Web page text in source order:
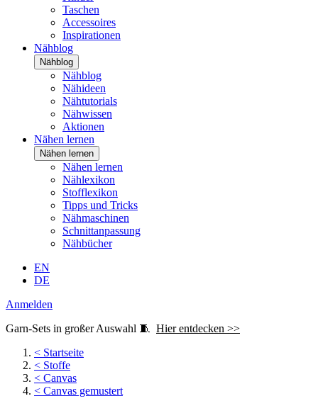
Taschen
Accessoires
Inspirationen
Nähblog
Nähblog
Nähblog
Nähideen
Nähtutorials
Nähwissen
Aktionen
Nähen lernen
Nähen lernen
Nähen lernen
Nählexikon
Stofflexikon
Tipps und Tricks
Nähmaschinen
Schnittanpassung
Nähbücher
EN
DE
Anmelden
Garn-Sets in großer Auswahl 🧵 Hier entdecken >>
< Startseite
< Stoffe
< Canvas
< Canvas gemustert